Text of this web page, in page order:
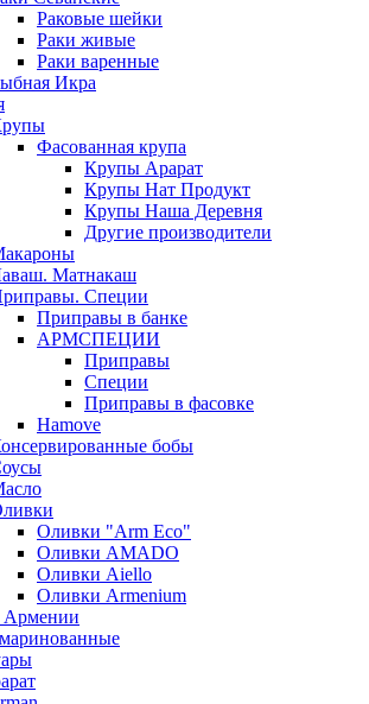
Раковые шейки
Раки живые
Раки варенные
Икра
Фасованная крупа
Крупы Арарат
Крупы Нат Продукт
Крупы Наша Деревня
Другие производители
Матнакаш
Специи
Приправы в банке
АРМСПЕЦИИ
Приправы
Специи
Приправы в фасовке
Hamove
бобы
Оливки "Arm Eco"
Оливки AMADO
Оливки Aiello
Оливки Armenium
Армении